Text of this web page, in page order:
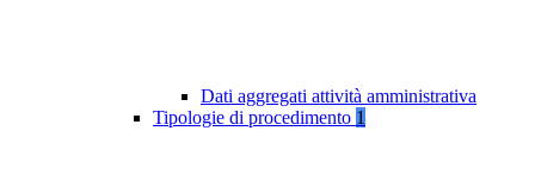
Dati aggregati attività amministrativa
Tipologie di procedimento 1